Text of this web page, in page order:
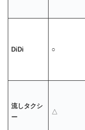
DiDi ○
流しタクシ
ー
△